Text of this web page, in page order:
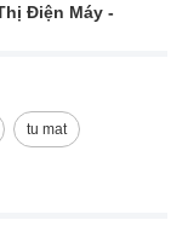
Điện Máy -
tu mat